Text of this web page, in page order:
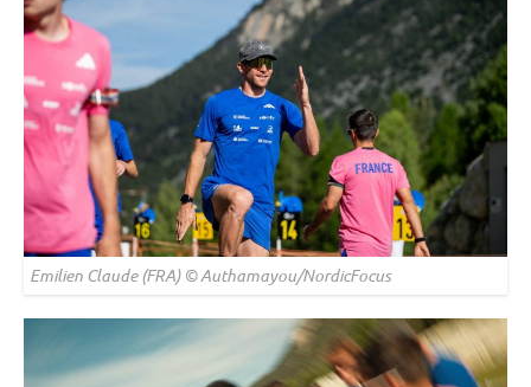
Emilien Claude (FRA) © Authamayou/NordicFocus